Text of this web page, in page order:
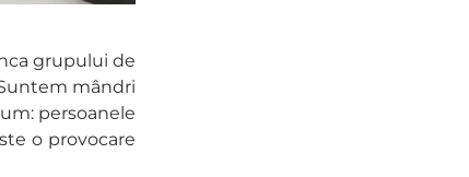
grupului de
mândri
persoanele
o provocare